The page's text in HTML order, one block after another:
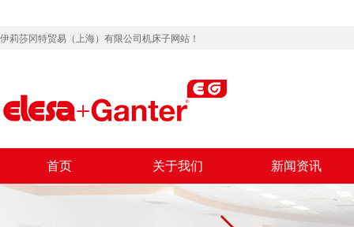
伊莉莎冈特贸易（上海）有限公司机床子网站！
首页 关于我们 新闻资讯